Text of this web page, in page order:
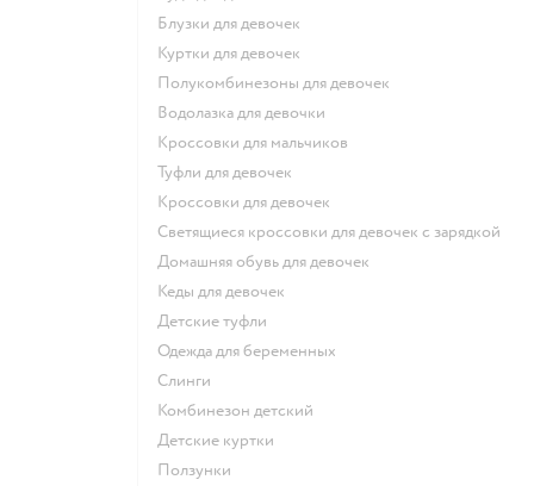
Блузки для девочек
Куртки для девочек
Полукомбинезоны для девочек
Водолазка для девочки
Кроссовки для мальчиков
Туфли для девочек
Кроссовки для девочек
Светящиеся кроссовки для девочек с зарядкой
Домашняя обувь для девочек
Кеды для девочек
Детские туфли
Одежда для беременных
Слинги
Комбинезон детский
Детские куртки
Ползунки